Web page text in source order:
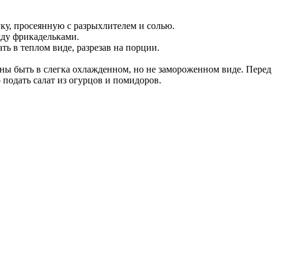
просеянную с разрыхлителем и солью.
фрикадельками.
в теплом виде, разрезав на порции.
быть в слегка охлажденном, но не замороженном виде. Перед
салат из огурцов и помидоров.